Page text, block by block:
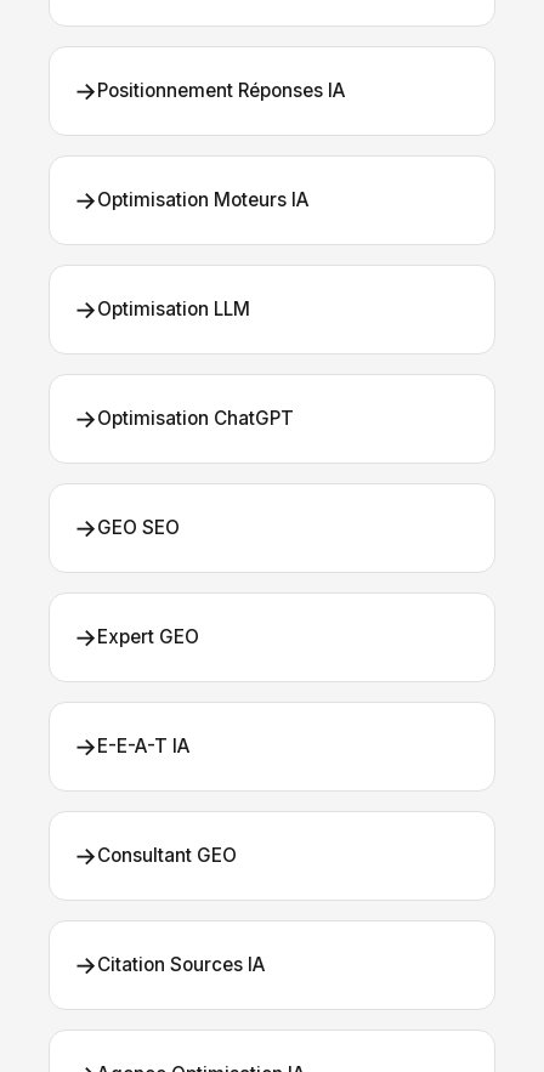
→Positionnement Réponses IA
→Optimisation Moteurs IA
→Optimisation LLM
→Optimisation ChatGPT
→GEO SEO
→Expert GEO
→E-E-A-T IA
→Consultant GEO
→Citation Sources IA